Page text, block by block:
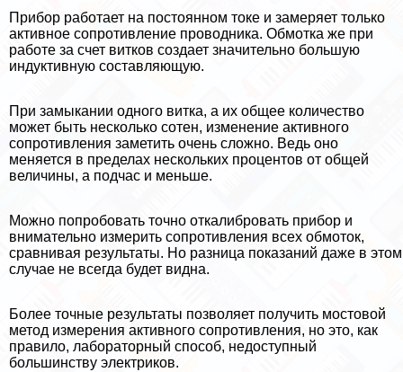
Прибор работает на постоянном токе и замеряет только
активное сопротивление проводника. Обмотка же при
работе за счет витков создает значительно большую
индуктивную составляющую.
При замыкании одного витка, а их общее количество
может быть несколько сотен, изменение активного
сопротивления заметить очень сложно. Ведь оно
меняется в пределах нескольких процентов от общей
величины, а подчас и меньше.
Можно попробовать точно откалибровать прибор и
внимательно измерить сопротивления всех обмоток,
сравнивая результаты. Но разница показаний даже в этом
случае не всегда будет видна.
Более точные результаты позволяет получить мостовой
метод измерения активного сопротивления, но это, как
правило, лабораторный способ, недоступный
большинству электриков.